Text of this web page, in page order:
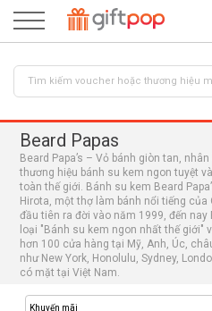
ĐĂNG NHẬP
Beard Papas
Beard Papa’s – Vỏ bánh giòn tan,
thương hiệu bánh su kem ngon tuyệt
toàn thế giới. Bánh su kem Beard
Hirota, một thợ làm bánh nổi tiếng của
đầu tiên ra đời vào năm 1999, đến nay
loại "Bánh su kem ngon nhất thế giới"
hơn 100 cửa hàng tại Mỹ, Anh, Úc,
như New York, Honolulu, Sydney,
có mặt tại Việt Nam.